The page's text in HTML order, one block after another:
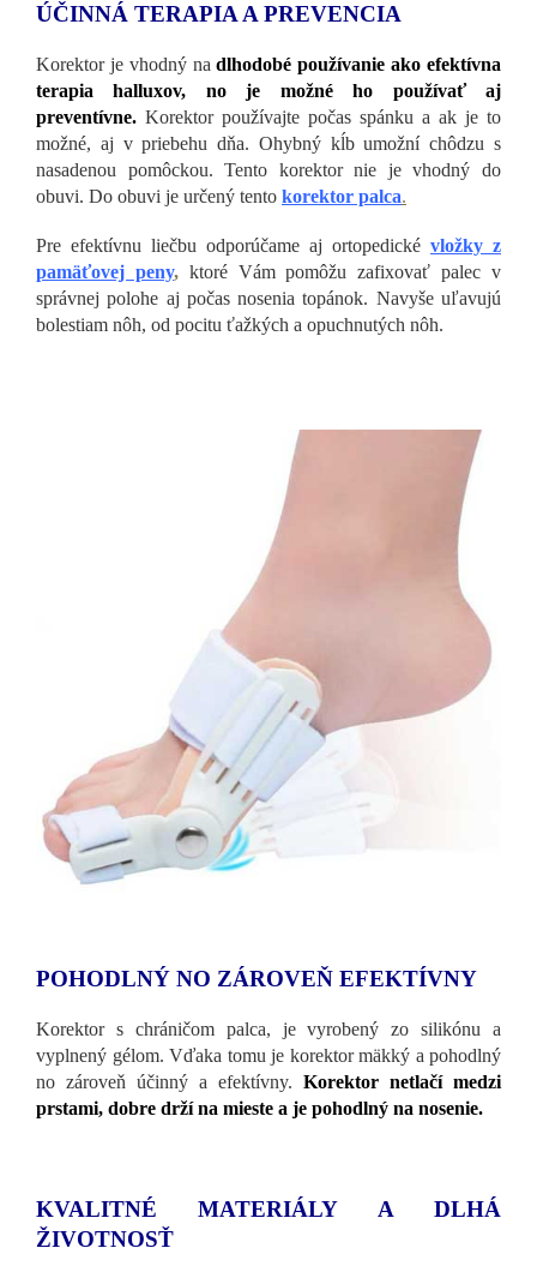
ÚČINNÁ TERAPIA A PREVENCIA
Korektor je vhodný nadlhodobé používanie ako efektívna
terapia halluxov, no je možné ho používať aj
preventívne. Korektor používajte počas spánku a ak je to
možné, aj v priebehu dňa. Ohybný kĺb umožní chôdzu s
nasadenou pomôckou. Tento korektor nie je vhodný do
obuvi. Do obuvi je určený tento korektor palca.
Pre efektívnu liečbu odporúčame aj ortopedické vložky z
pamäťovej peny, ktoré Vám pomôžu zafixovať palec v
správnej polohe aj počas nosenia topánok. Navyše uľavujú
bolestiam nôh, od pocitu ťažkých a opuchnutých nôh.
POHODLNÝ NO ZÁROVEŇ EFEKTÍVNY
Korektor s chráničom palca, je vyrobený zo silikónu a
vyplnený gélom. Vďaka tomu je korektor mäkký a pohodlný
no zároveň účinný a efektívny. Korektor netlačí medzi
prstami, dobre drží na mieste a je pohodlný na nosenie.
KVALITNÉ MATERIÁLY A DLHÁ
ŽIVOTNOSŤ